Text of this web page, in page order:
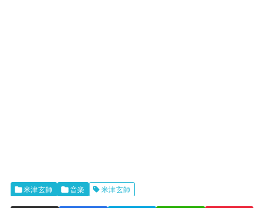
米津玄師 音楽 米津玄師